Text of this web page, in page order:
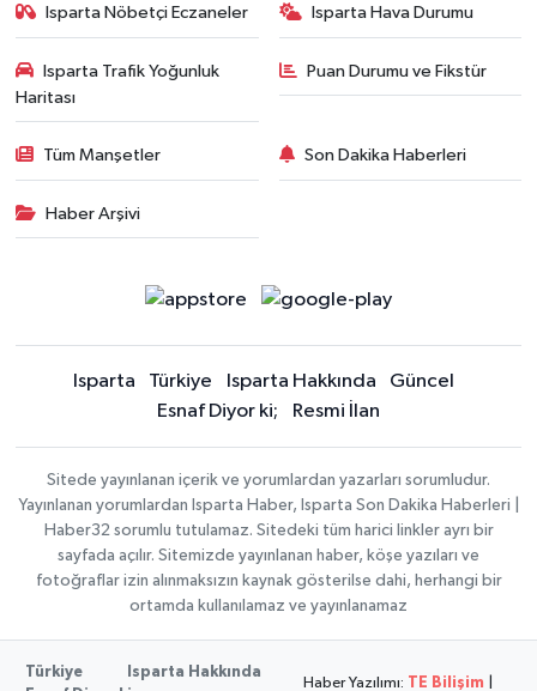
Isparta Nöbetçi Eczaneler Isparta Hava Durumu
Isparta Trafik Yoğunluk
Haritası
Puan Durumu ve Fikstür
Tüm Manşetler Son Dakika Haberleri
Haber Arşivi
Isparta Türkiye Isparta Hakkında
Güncel
Esnaf Diyor ki;
Resmi İlan
Sitede yayınlanan içerik ve yorumlardan yazarları sorumludur.
Yayınlanan yorumlardan Isparta Haber, Isparta Son Dakika Haberleri |
Haber32 sorumlu tutulamaz. Sitedeki tüm harici linkler ayrı bir
sayfada açılır. Sitemizde yayınlanan haber, köşe yazıları ve
fotoğraflar izin alınmaksızın kaynak gösterilse dahi, herhangi bir
ortamda kullanılamaz ve yayınlanamaz
Türkiye
Isparta Hakkında
Haber Yazılımı: TE Bilişim